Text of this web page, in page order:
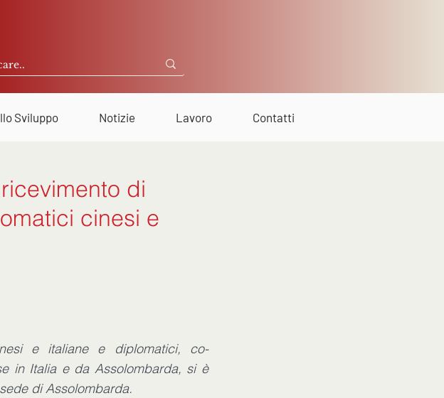
Sviluppo Notizie Lavoro Contatti
di
cinesi e
e italiane e diplomatici, co-
in Italia e da Assolombarda, si è
di Assolombarda.